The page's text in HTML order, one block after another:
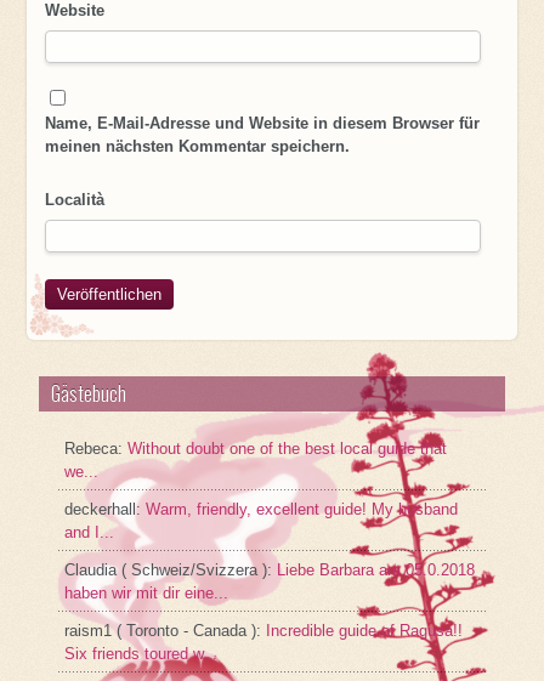
Website
Name, E-Mail-Adresse und Website in diesem Browser für
meinen nächsten Kommentar speichern.
Località
Gästebuch
Rebeca:Without doubt one of the best local guide that
we...
deckerhall:Warm, friendly, excellent guide! My husband
and I...
Claudia ( Schweiz/Svizzera ): Liebe Barbara am 05.0.2018
haben wir mit dir eine...
raism1 ( Toronto - Canada ): Incredible guide of Ragusa!!
Six friends toured w...